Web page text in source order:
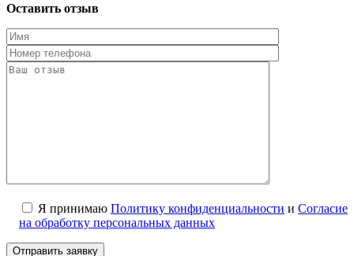
Оставить отзыв
Я принимаю Политику конфиденциальности и Согласие
на обработку персональных данных